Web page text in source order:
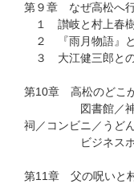
第９章 なぜ高松へ
１ 讃岐と村上春
２ 『雨月物語』
３ 大江健三郎と
第10章 高松のどこ
図書館／神社／
祠／コンビニ／うど
ビジネスホテ
第11章 父の呪いと